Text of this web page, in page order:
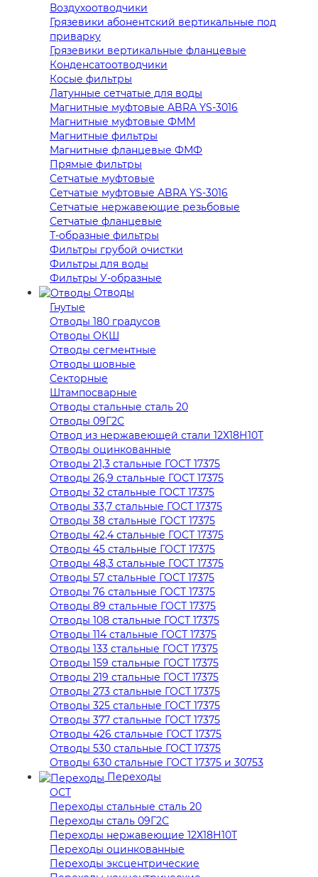
Воздухоотводчики
Грязевики абонентский вертикальные под
приварку
Грязевики вертикальные фланцевые
Конденсатоотводчики
Косые фильтры
Латунные сетчатые для воды
Магнитные муфтовые ABRA YS-3016
Магнитные муфтовые ФММ
Магнитные фильтры
Магнитные фланцевые ФМФ
Прямые фильтры
Сетчатые муфтовые
Сетчатые муфтовые ABRA YS-3016
Сетчатые нержавеющие резьбовые
Сетчатые фланцевые
Т-образные фильтры
Фильтры грубой очистки
Фильтры для воды
Фильтры У-образные
Отводы
Гнутые
Отводы 180 градусов
Отводы ОКШ
Отводы сегментные
Отводы шовные
Секторные
Штампосварные
Отводы стальные сталь 20
Отводы 09Г2С
Отвод из нержавеющей стали 12Х18Н10Т
Отводы оцинкованные
Отводы 21,3 стальные ГОСТ 17375
Отводы 26,9 стальные ГОСТ 17375
Отводы 32 стальные ГОСТ 17375
Отводы 33,7 стальные ГОСТ 17375
Отводы 38 стальные ГОСТ 17375
Отводы 42,4 стальные ГОСТ 17375
Отводы 45 стальные ГОСТ 17375
Отводы 48,3 стальные ГОСТ 17375
Отводы 57 стальные ГОСТ 17375
Отводы 76 стальные ГОСТ 17375
Отводы 89 стальные ГОСТ 17375
Отводы 108 стальные ГОСТ 17375
Отводы 114 стальные ГОСТ 17375
Отводы 133 стальные ГОСТ 17375
Отводы 159 стальные ГОСТ 17375
Отводы 219 стальные ГОСТ 17375
Отводы 273 стальные ГОСТ 17375
Отводы 325 стальные ГОСТ 17375
Отводы 377 стальные ГОСТ 17375
Отводы 426 стальные ГОСТ 17375
Отводы 530 стальные ГОСТ 17375
Отводы 630 стальные ГОСТ 17375 и 30753
Переходы
ОСТ
Переходы стальные сталь 20
Переходы сталь 09Г2С
Переходы нержавеющие 12Х18Н10Т
Переходы оцинкованные
Переходы эксцентрические